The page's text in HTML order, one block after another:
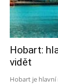
Hobart:
vidět
Hobart je